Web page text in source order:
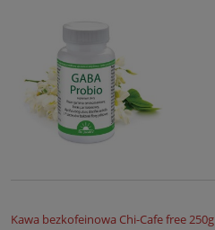
Kawa bezkofeinowa Chi-Cafe free 250g